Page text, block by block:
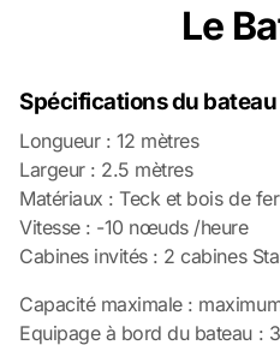
Le
Spécifications du bateau
Longueur : 12 mètres
Largeur : 2.5 mètres
Matériaux : Teck et bois de fer
Vitesse : -10 nœuds /heure
Cabines invités : 2 cabines
Capacité maximale :
Equipage à bord du bateau :